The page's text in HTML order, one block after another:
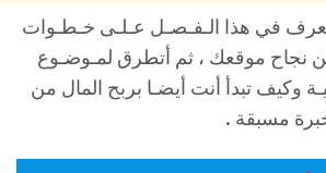
في هذا الـفـصـل عـلـى خـطـوات
نجاح موقعك ، ثم أتطرق لمـوضـوع
وكيف تبدأ أنت أيضـا بربح المال من
مسبقة .